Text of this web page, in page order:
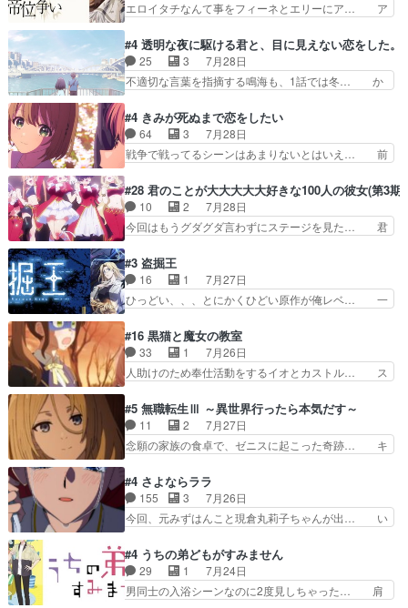
じゃない？戦争がメイ…
ンクやジェイムスン(教授)型サ… アンドロイドも
センスの土台になったエピ… コミカルなのにも慣
れてきました。１話でし… ロボットの反乱は今と
なっては良くある話し…
エロイタチなんて事をフィーネとエリーにア… ア
スターを呼ぶ笛？黒幕は狩猟祭とは関係… 平凡な
少女に見える眼鏡w眼鏡属性は持ち合… 神アニ
メ、ケテーイ！「騎士狩猟祭、前夜の… フィーネ
がアルノルトに活躍してもらいたが… 第４話を
とフィーネの２度目のデート出… マジできな臭い
ぞ帝位争い。姉からの刺客を… ふぃーねと町の様
子を見に行ったら町中で窃…
#4 透明な夜に駆ける君と、目に見えない恋をした。
25 3
7月28日
不適切な言葉を指摘する鳴海も、1話では冬… か
接していいのかわからず戸惑うかけるも… 盲目だ
と相手の表情も分からないからどう思… 今期のバ
ックナンバーみたいなOPアニメ。… 初デートで
冬月を笑わせようとする姿も冬月… 特に大きな事
を笑わせようとする姿も冬月… 3話までは主人公
がどうでもいいことでずっ… 花火購入に浅草へ…
行き当たりばったり訪問…
#4 きみが死ぬまで恋をしたい
64 3
7月28日
戦争で戦ってるシーンはあまりないとはいえ… 前
の存在で揺らぐ14クラス約束された死… ミミの
秘密をあっさり受け入れたのは拍子抜… 蘇生魔法
って下衆い国なら進退窮まったら手… 蘇生魔法ヤ
バイけどミミいなかったら詰んで… アニメオタク
うございました！アリとセイ… ごめん、そういう
話がしたい作品じゃないの… 第４話感想：その口
止め効果あるかな？ミミ…
#28 君のことが大大大大大好きな100人の彼女(第3期)
10 2
7月28日
今回はもうグダグダ言わずにステージを見た… 君
カノ版ラブライブ！？こういうのは人… 俺、みん
なのレッスン動画をDVDが焼きき… アナウンス
役で出演いたしましたみんなのア… 恋太郎ファミ
リーがガチでアイドルに挑戦！… ギャグギャグし
カノGirlfrien… 『アイドル伝説恋太郎ファミリ
ー』にて「ア… 安木路佐ウル子役で出演いたしま
したクォリ…
#3 盗掘王
16 1
7月27日
ひっどい、、、とにかくひどい原作が俺レベ… 一
美咲さんと言えば幼女！アイマスの市原… 遼河は
目的の為には人命も軽視するタイプの… 4つのス
キルが揃う。広い墓を捜索中、遼河… 村正はそん
なおどろおどろしいエピソードあ… 気持ちよくし
レベのアニメ制作を日本に奪… 予言で正体がバレ
る、もう騙し討ちは出来な… 村正の墓、アニメで
見ると一杯で怖いな。ア…
#16 黒猫と魔女の教室
33 1
7月26日
人助けのため奉仕活動をするイオとカストル… ス
とカストルの共通点は、魔法の制御が出… 椋鳥の
大群て…住民から迷惑がられてない？… キングコ
ングor進撃の巨人牡羊座のアルデ… スピカ・イ
オ・カストルという組み合わせ。… 有り余るパワ
みかたが雑になってきてるな… イキりカストルは
怖がりやったかあスピカな… 鏡の世界への突入と
新たな依頼サブタイトル…
#5 無職転生Ⅲ ～異世界行ったら本気だす～
11 2
7月27日
念願の家族の食卓で、ゼニスに起こった奇跡… キ
ナリーゼの悪魔の囁きwクリフとエリナ… 悪魔の
囁きやめてくださいwおい、1番重要… ゼニスも
感情が出てきてて良い方向に進んで… 第５話を
ABEMAで視聴しました。視聴に… クリフとエリ
相変わらずで草ルディ君釣り… ルーデウスにシル
フィエットとロキシーとの… 離れ離れになったり
別れがあったり絶望の大…
#4 さよならララ
155 3
7月26日
今回、元みずはんこと現倉丸莉子ちゃんが出… い
様とは...本当の愛とは...なんぞ… テンポの良いボ
ケとツッコミで笑わせつつ、… この作品、ストー
リーにも登場人物にも全く… 家で机に向かってる
時の貧乏ゆすりとか、ラ… お姉ちゃんと話せ
#4 うちの弟どもがすみません
29 1
7月24日
男同士の入浴シーンなのに2度見しちゃった… 肩